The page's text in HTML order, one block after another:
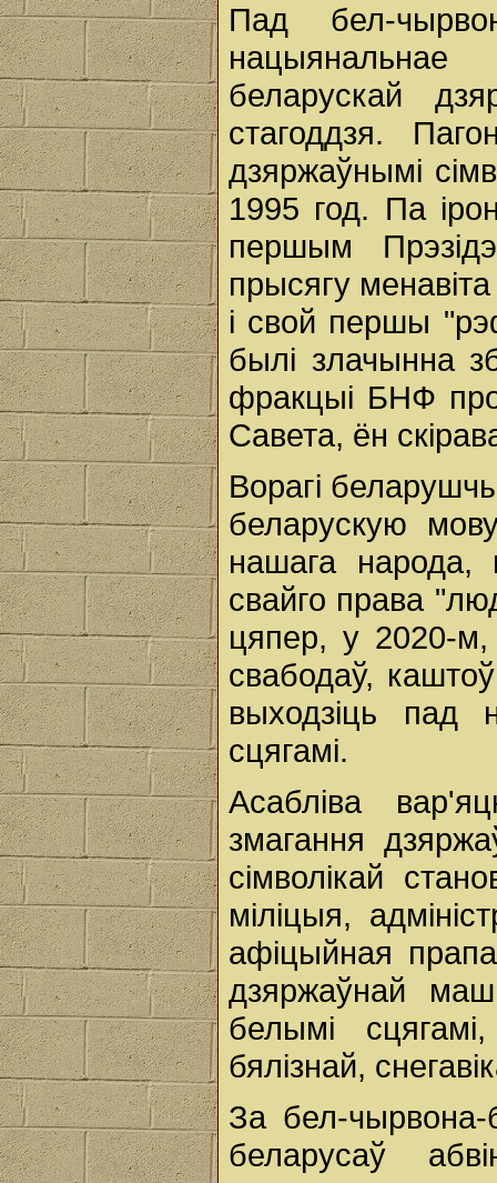
Пад бел-
беларускай
стагоддзя.
дзяржаўнымі
1995 год. Па
першым
прысягу
і свой першы
былі злачынна
фракцыі БНФ
Савета, ён
Ворагі
беларускую
нашага народа,
свайго права
цяпер, у 2020-
свабодаў,
выходзіць пад
сцягамі.
Асабліва
змагання
сімволікай
міліцыя,
афіцыйная
дзяржаўнай
белымі
бялізнай,
За бел-чырвона-
беларусаў